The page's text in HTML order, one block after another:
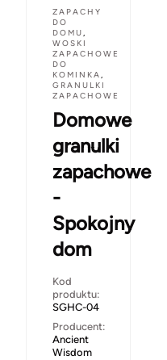
ZAPACHY
DO
DOMU,
WOSKI
ZAPACHOWE
DO
KOMINKA,
GRANULKI
ZAPACHOWE
Domowe
granulki
zapachowe
-
Spokojny
dom
Kod
produktu:
SGHC-04
Producent:
Ancient
Wisdom